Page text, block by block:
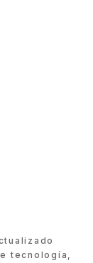
tecnología,